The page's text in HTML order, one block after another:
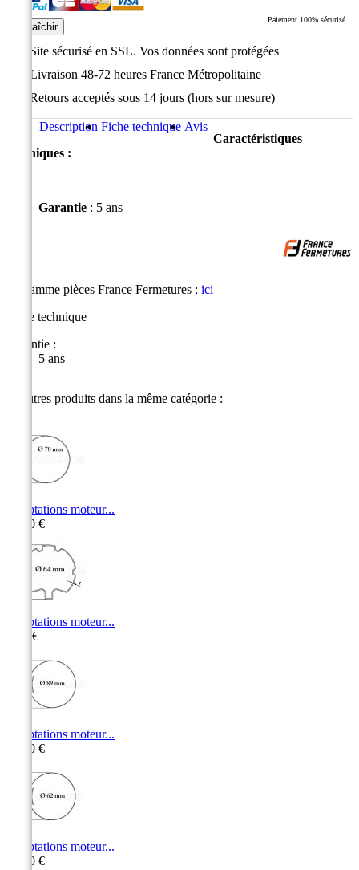
Paiement 100% sécurisé
Site sécurisé en SSL. Vos données sont protégées
Livraison 48-72 heures France Métropolitaine
Retours acceptés sous 14 jours (hors sur mesure)
Description Fiche technique Avis
Caractéristiques
techniques :
Garantie : 5 ans
La gamme pièces France Fermetures : ici
Fiche technique
Garantie :
5 ans
11 autres produits dans la même catégorie :
Adaptations moteur...
15,50 €
Adaptations moteur...
9,10 €
Adaptations moteur...
11,00 €
Adaptations moteur...
10,50 €